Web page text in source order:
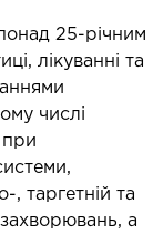
25-річним
лікуванні та
числі
при
, таргетній та
захворювань, а